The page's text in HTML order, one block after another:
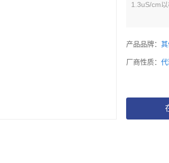
1.3uS/cm以
产品品牌：
厂商性质：